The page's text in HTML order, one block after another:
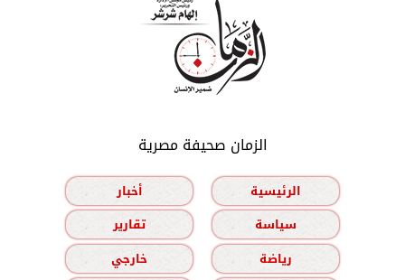
الزمان صحيفة مصرية
الرئيسية
أخبار
سياسة
تقارير
رياضة
خارجي